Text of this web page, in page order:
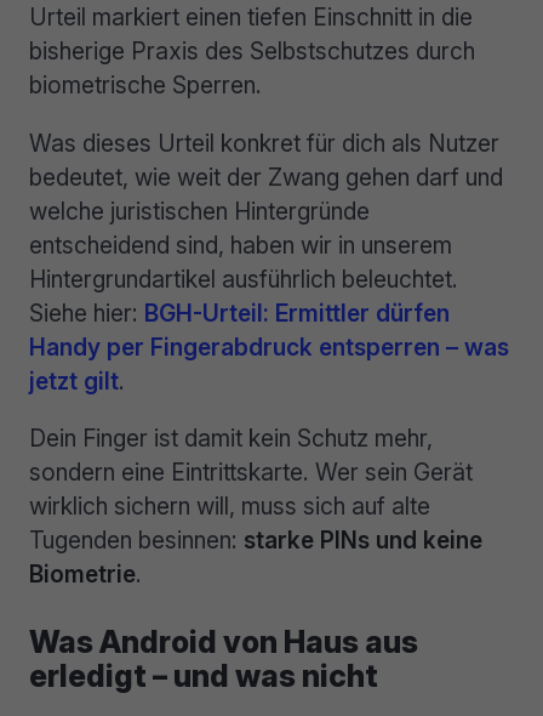
Urteil markiert einen tiefen Einschnitt in die
bisherige Praxis des Selbstschutzes durch
biometrische Sperren.
Was dieses Urteil konkret für dich als Nutzer
bedeutet, wie weit der Zwang gehen darf und
welche juristischen Hintergründe
entscheidend sind, haben wir in unserem
Hintergrundartikel ausführlich beleuchtet.
Siehe hier: BGH-Urteil: Ermittler dürfen
Handy per Fingerabdruck entsperren – was
jetzt gilt.
Dein Finger ist damit kein Schutz mehr,
sondern eine Eintrittskarte. Wer sein Gerät
wirklich sichern will, muss sich auf alte
Tugenden besinnen: starke PINs und keine
Biometrie.
Was Android von Haus aus
erledigt – und was nicht